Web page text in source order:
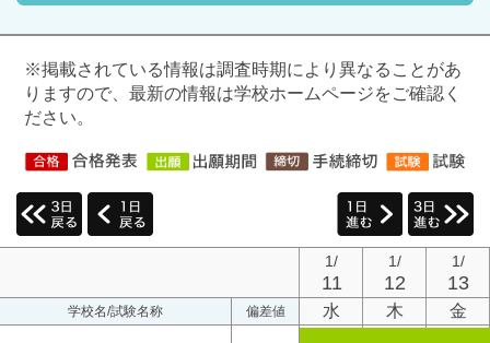
※掲載されている情報は調査時期により異なることがあ
りますので、最新の情報は学校ホームページをご確認く
ださい。
1/
11
1/
12
1/
13
学校名/試験名称 偏差値 水 木 金